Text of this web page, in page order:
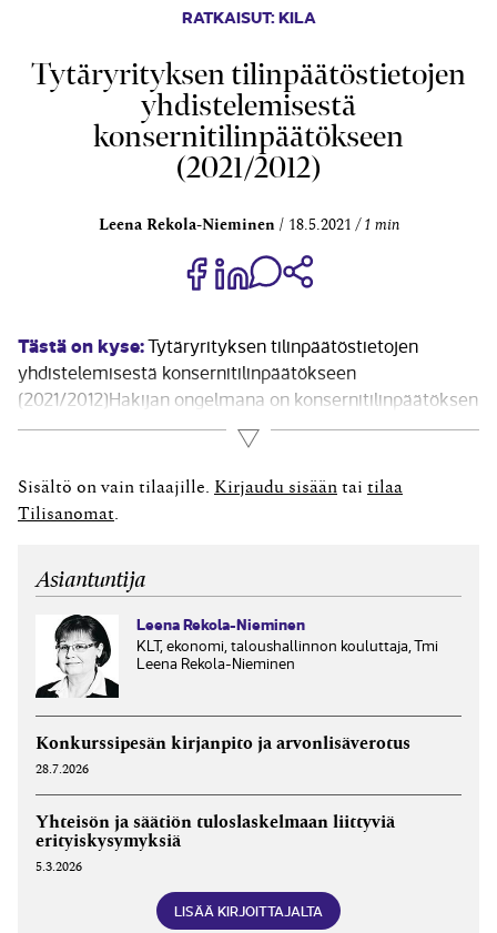
RATKAISUT: KILA
Tytäryrityksen tilinpäätöstietojen
yhdistelemisestä
konsernitilinpäätökseen
(2021/2012)
Leena Rekola-Nieminen 18.5.2021 1 min
Jaa Share on Facebook
Jaa Share on LinkedIn
Jaa WhatsApp-viestinä
Tästä on kyse:Tytäryrityksen tilinpäätöstietojen
yhdistelemisestä konsernitilinpäätökseen
(2021/2012)Hakijan ongelmana on konsernitilinpäätöksen
laatiminen tilanteessa, jossa emo laatii
konsernitilinpäätöksen kansallisen lainsäädäntömme
(FAS) mukaan, mutta siihen yhdisteltävän tyttären
tilinpäätös on laadittu kansainvälisten
tilinpäätöksen yhdistelyyn, ensinnä sellaisenaan tai...
Lue lisää
Sisältö on vain tilaajille. Kirjaudu sisään tai tilaa
Tilisanomat
Asiantuntija
Leena Rekola-Nieminen
KLT, ekonomi, taloushallinnon kouluttaja, Tmi
Leena Rekola-Nieminen
Konkurssipesän kirjanpito ja arvonlisäverotus
28.7.2026
Yhteisön ja säätiön tuloslaskelmaan liittyviä
erityiskysymyksiä
5.3.2026
LISÄÄ KIRJOITTAJALTA